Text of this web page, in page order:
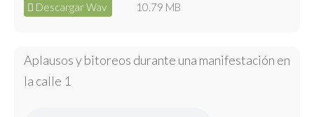
Descargar Wav 10.79 MB
Aplausos y bitoreos durante una manifestación en
la calle 1